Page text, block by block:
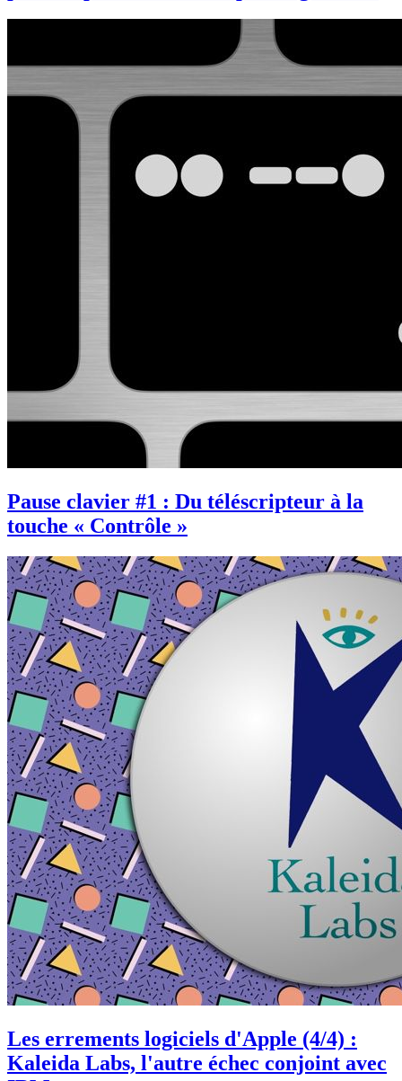
Pause clavier #1 : Du téléscripteur à la
touche « Contrôle »
Les errements logiciels d'Apple (4/4) :
Kaleida Labs, l'autre échec conjoint avec